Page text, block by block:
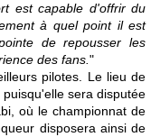
est capable d'offrir du
à quel point il est
de repousser les
des fans. "
pilotes. Le lieu de
sera disputée
où le championnat de
disposera ainsi de